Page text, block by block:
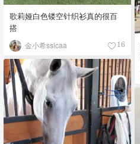
歌莉娅白色镂空针织衫真的很百
搭
金小希ssicaa 16